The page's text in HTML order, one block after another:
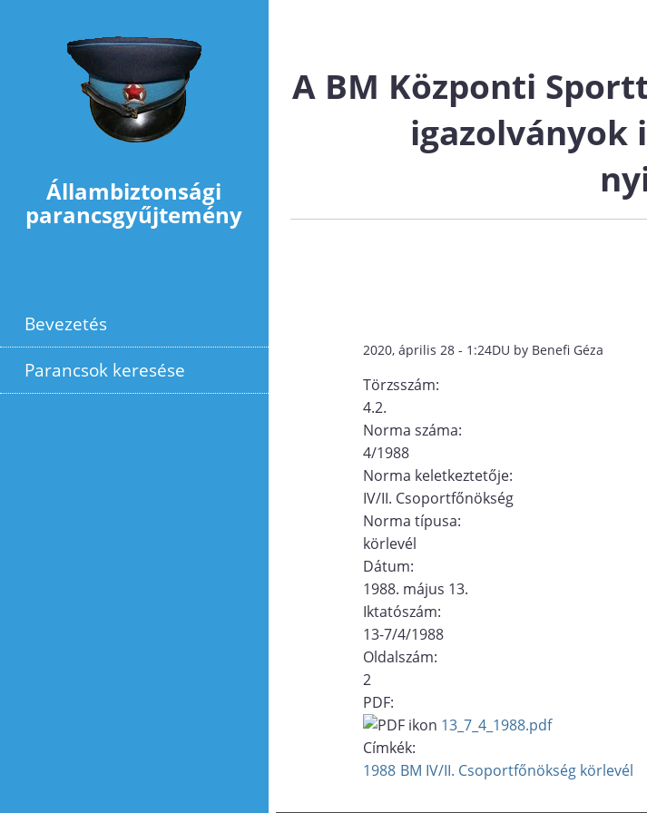
Állambiztonsági
parancsgyűjtemény
Bevezetés
Parancsok keresése
A BM Központi
igazolványok
2020, április 28 - 1:24DU by Benefi Géza
Törzsszám:
4.2.
Norma száma:
4/1988
Norma keletkeztetője:
IV/II. Csoportfőnökség
Norma típusa:
körlevél
Dátum:
1988. május 13.
Iktatószám:
13-7/4/1988
Oldalszám:
2
PDF:
13_7_4_1988.pdf
Címkék:
1988 BM IV/II. Csoportfőnökség körlevél